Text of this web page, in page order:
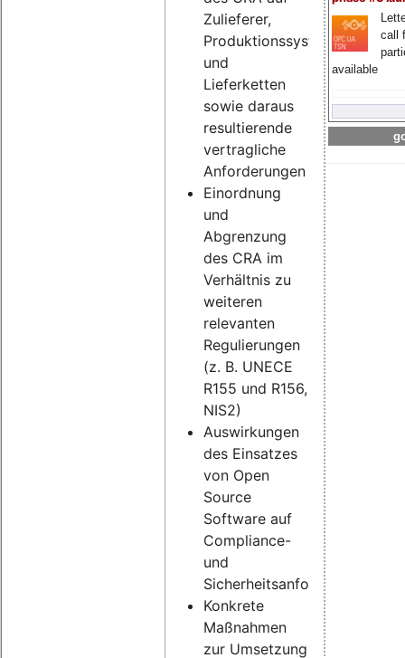
call
available
Zulieferer,
Produktionssysteme
und
Lieferketten
sowie daraus
resultierende
vertragliche
Anforderungen
Einordnung
und
Abgrenzung
des CRA im
Verhältnis zu
weiteren
relevanten
Regulierungen
(z. B. UNECE
R155 und R156,
NIS2)
Auswirkungen
des Einsatzes
von Open
Source
Software auf
Compliance-
und
Sicherheitsanforderungen
Konkrete
Maßnahmen
zur Umsetzung